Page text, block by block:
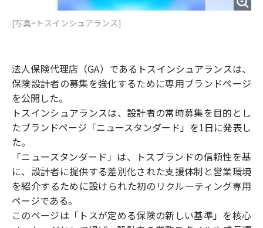
[写真=トスインシュアランス]
法人保険代理店（GA）であるトスインシュアランスは、
保険設計者の募集を強化するために専用ブランドページ
を公開した。
トスインシュアランスは、設計者の常時募集を目的とし
たブランドページ「ニュースタンダード」を1日に発表し
た。
「ニュースタンダード」は、トスブランドの信頼性を基
に、設計者に提供する差別化された支援体制と営業環境
を紹介するために設けられた初のリクルーティング専用
ページである。
このページは「トスが定める保険の新しい基準」を核心